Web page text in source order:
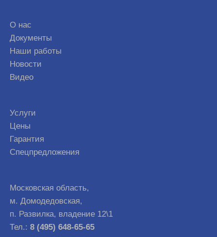
О нас
Документы
Наши работы
Новости
Видео
Услуги
Цены
Гарантия
Спецпредложения
Московская область,
м. Домодедовская,
п. Развилка, владение 12\1
Тел.: 8 (495) 648-65-65